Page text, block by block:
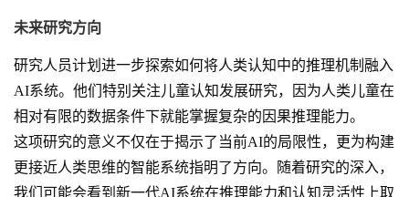
未来研究方向
研究人员计划进一步探索如何将人类认知中的推理机制融入
AI系统。他们特别关注儿童认知发展研究，因为人类儿童在
相对有限的数据条件下就能掌握复杂的因果推理能力。
这项研究的意义不仅在于揭示了当前AI的局限性，更为构建
更接近人类思维的智能系统指明了方向。随着研究的深入，
我们可能会看到新一代AI系统在推理能力和认知灵活性上取